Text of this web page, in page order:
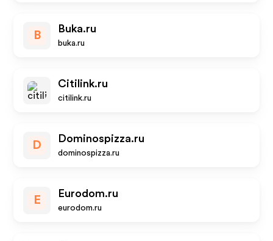
B
Buka.ru
buka.ru
Citilink.ru
citilink.ru
D
Dominospizza.ru
dominospizza.ru
E
Eurodom.ru
eurodom.ru